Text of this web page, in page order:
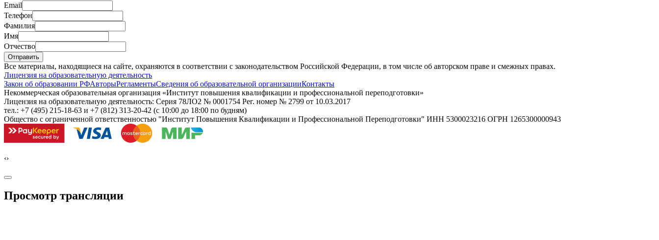
Email
Телефон
Фамилия
Имя
Отчество
Отправить
Все материалы, находящиеся на сайте, охраняются в соответствии с законодательством Российской Федерации, в том числе об авторском праве и смежных правах.
Лицензия на образовательную деятельность
Закон об образовании РФАвторыРегламентыСведения об образовательной организацииКонтакты
Некоммерческая образовательная организация «Институт повышения квалификации и профессиональной переподготовки»
Лицензия на образовательную деятельность: Серия 78ЛО2 № 0001754 Рег. номер № 2799 от 10.03.2017
тел.: +7 (495) 215-18-63 и +7 (812) 313-20-42 (с 10:00 до 18:00 по будням)
Общество с ограниченной ответственностью "Институт Повышения Квалификации и Профессиональной Переподготовки" ИНН 5300023216 ОГРН 1265300000943
‹›
Просмотр трансляции